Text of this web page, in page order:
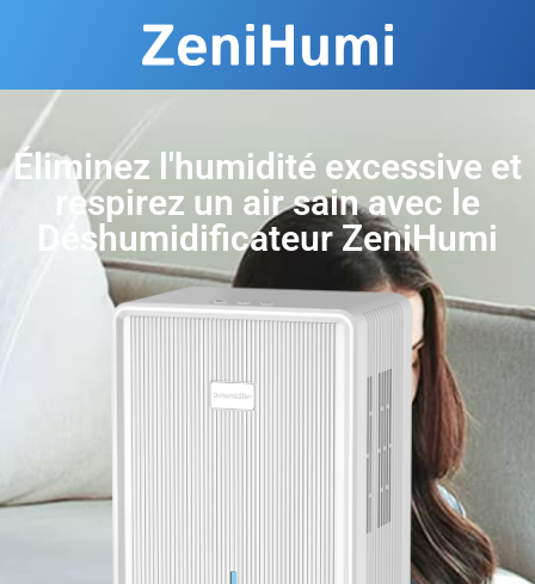
Éliminez l'humidité excessive et
respirez un air sain avec le
Déshumidificateur ZeniHumi